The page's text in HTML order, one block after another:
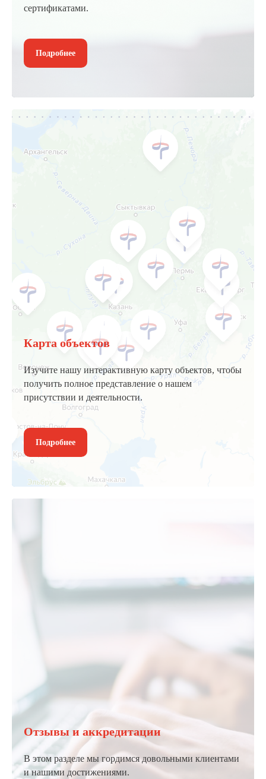
сертификатами.
Подробнее
Карта объектов
Изучите нашу интерактивную карту объектов, чтобы
получить полное представление о нашем
присутствии и деятельности.
Подробнее
Отзывы и аккредитации
В этом разделе мы гордимся довольными клиентами
и нашими достижениями.